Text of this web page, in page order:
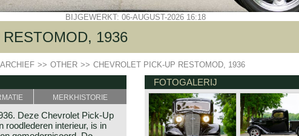
BIJGEWERKT: 06-AUGUST-2026 16:18
1936
ARCHIEF >> OTHER >> CHEVROLET PICK-UP RESTOMOD, 1936
MERKHISTORIE
Deze Chevrolet Pick-Up
roodlederen interieur, is in
FOTOGALERIJ